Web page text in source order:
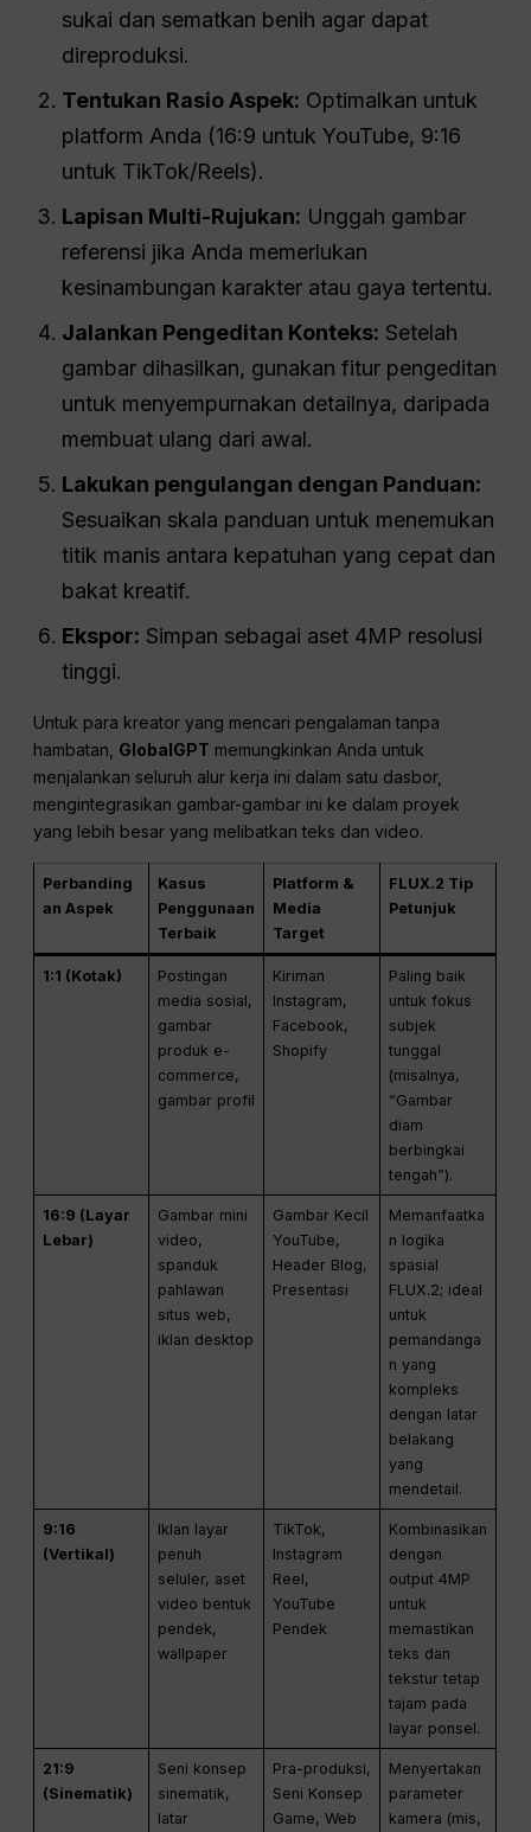
sukai dan sematkan benih agar dapat
direproduksi.
Tentukan Rasio Aspek: Optimalkan untuk
platform Anda (16:9 untuk YouTube, 9:16
untuk TikTok/Reels).
Lapisan Multi-Rujukan: Unggah gambar
referensi jika Anda memerlukan
kesinambungan karakter atau gaya tertentu.
Jalankan Pengeditan Konteks: Setelah
gambar dihasilkan, gunakan fitur pengeditan
untuk menyempurnakan detailnya, daripada
membuat ulang dari awal.
Lakukan pengulangan dengan Panduan:
Sesuaikan skala panduan untuk menemukan
titik manis antara kepatuhan yang cepat dan
bakat kreatif.
Ekspor: Simpan sebagai aset 4MP resolusi
tinggi.
Untuk para kreator yang mencari pengalaman tanpa
hambatan, GlobalGPT memungkinkan Anda untuk
menjalankan seluruh alur kerja ini dalam satu dasbor,
mengintegrasikan gambar-gambar ini ke dalam proyek
yang lebih besar yang melibatkan teks dan video.
Perbanding
an Aspek
Kasus
Penggunaan
Terbaik
Platform &
Media
Target
FLUX.2 Tip
Petunjuk
1:1 (Kotak)
Postingan
media sosial,
gambar
produk e-
commerce,
gambar profil
Kiriman
Instagram,
Facebook,
Shopify
Paling baik
untuk fokus
subjek
tunggal
(misalnya,
“Gambar
diam
berbingkai
tengah”).
16:9 (Layar
Lebar)
Gambar mini
video,
spanduk
pahlawan
situs web,
iklan desktop
Gambar Kecil
YouTube,
Header Blog,
Presentasi
Memanfaatka
n logika
spasial
FLUX.2; ideal
untuk
pemandanga
n yang
kompleks
dengan latar
belakang
yang
mendetail.
9:16
(Vertikal)
Iklan layar
penuh
seluler, aset
video bentuk
pendek,
wallpaper
TikTok,
Instagram
Reel,
YouTube
Pendek
Kombinasikan
dengan
output 4MP
untuk
memastikan
teks dan
tekstur tetap
tajam pada
layar ponsel.
21:9
(Sinematik)
Seni konsep
sinematik,
latar
Pra-produksi,
Seni Konsep
Game, Web
Menyertakan
parameter
kamera (mis,